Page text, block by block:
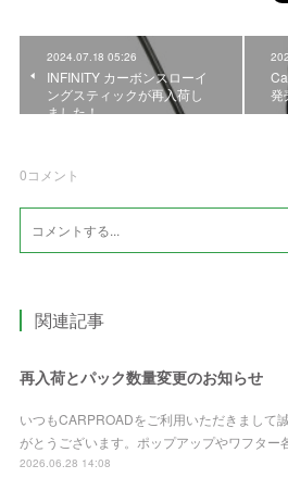
2024.07.18 05:26
INFINITY カーボンスローイ
ングスティックが再入荷し
ました！
発
0コメント
関連記事
再入荷とパック数量変更のお知らせ
いつもCARPROADをご利用いただきまして
がとうございます。ポップアップやワフタ
2026.06.28 14:08